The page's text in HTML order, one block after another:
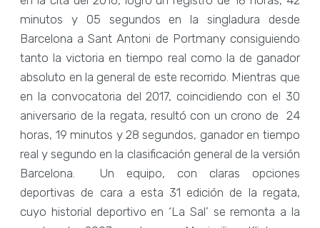
minutos y 05 segundos en la singladura desde
Barcelona a Sant Antoni de Portmany consiguiendo
tanto la victoria en tiempo real como la de ganador
absoluto en la general de este recorrido. Mientras que
en la convocatoria del 2017, coincidiendo con el 30
aniversario de la regata, resultó con un crono de 24
horas, 19 minutos y 28 segundos, ganador en tiempo
real y segundo en la clasificación general de la versión
Barcelona. Un equipo, con claras opciones
deportivas de cara a esta 31 edición de la regata,
cuyo historial deportivo en ‘La Sal’ se remonta a la